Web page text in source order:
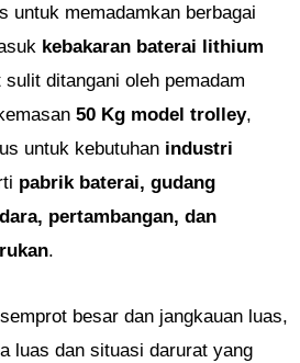
untuk memadamkan berbagai
kebakaran baterai lithium
sulit ditangani oleh pemadam
50 Kg model trolley,
untuk kebutuhan industri
pabrik baterai, gudang
pertambangan, dan
.
besar dan jangkauan luas,
luas dan situasi darurat yang